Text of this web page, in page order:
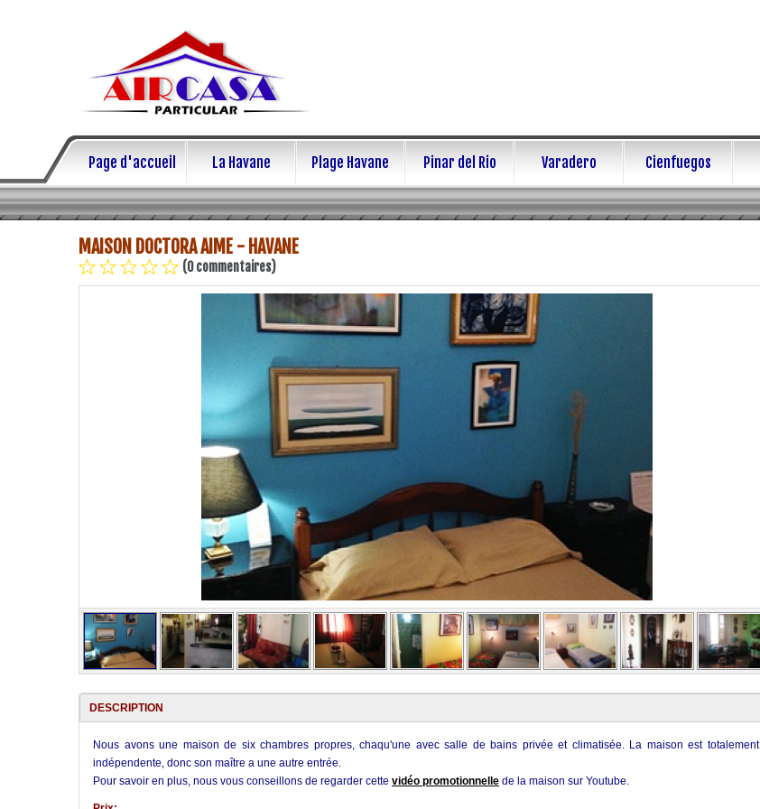
Page d'accueil La Havane Plage Havane Pinar del Rio Varadero Cienfuegos
MAISON DOCTORA AIME - HAVANE
(0 commentaires)
DESCRIPTION
Nous avons une maison de six chambres propres, chaqu'une avec salle de bains privée et climatisée. La maison est totalement
indépendente, donc son maître a une autre entrée.
Pour savoir en plus, nous vous conseillons de regarder cette vidéo promotionnelle de la maison sur Youtube.